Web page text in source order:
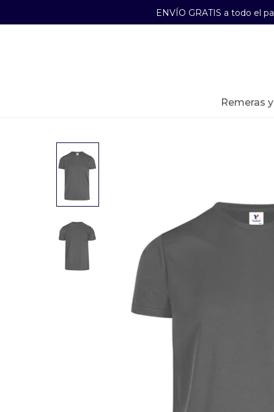
ENVÍO GRATIS a todo el
remeras